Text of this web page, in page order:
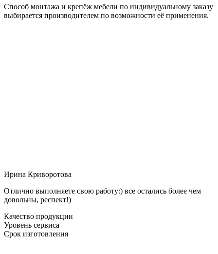
Способ монтажа и крепёж мебели по индивидуальному заказу
выбирается производителем по возможности её применения.
Ирина Криворотова
Отлично выполняете свою работу:) все остались более чем
довольны, респект!)
Качество продукции
Уровень сервиса
Срок изготовления